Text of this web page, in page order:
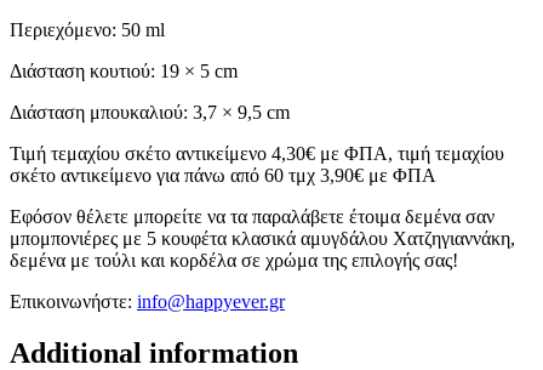
Περιεχόμενο: 50 ml
Διάσταση κουτιού: 19 × 5 cm
Διάσταση μπουκαλιού: 3,7 × 9,5 cm
Τιμή τεμαχίου σκέτο αντικείμενο 4,30€ με ΦΠΑ, τιμή τεμαχίου
σκέτο αντικείμενο για πάνω από 60 τμχ 3,90€ με ΦΠΑ
Εφόσον θέλετε μπορείτε να τα παραλάβετε έτοιμα δεμένα σαν
μπομπονιέρες με 5 κουφέτα κλασικά αμυγδάλου Χατζηγιαννάκη,
δεμένα με τούλι και κορδέλα σε χρώμα της επιλογής σας!
Επικοινωνήστε: info@happyever.gr
Additional information